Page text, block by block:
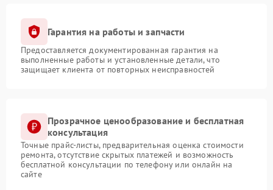
Гарантия на работы и запчасти
Предоставляется документированная гарантия на
выполненные работы и установленные детали, что
защищает клиента от повторных неисправностей
Прозрачное ценообразование и бесплатная
консультация
Точные прайс-листы, предварительная оценка стоимости
ремонта, отсутствие скрытых платежей и возможность
бесплатной консультации по телефону или онлайн на
сайте